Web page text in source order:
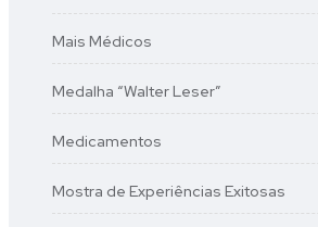
Mais Médicos
Medalha “Walter Leser”
Medicamentos
Mostra de Experiências Exitosas